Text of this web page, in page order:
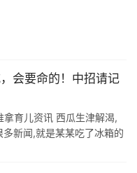
会要命的！中招请记
育儿资讯 西瓜生津解渴,
新闻,就是某某吃了冰箱的